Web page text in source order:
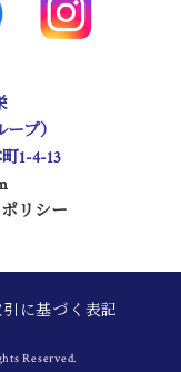
プ）
町1-4-13
リシー
に基づく表記
Reserved.